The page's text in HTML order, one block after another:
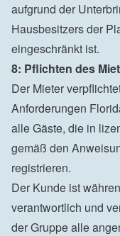
aufgrund der
Hausbesitzers der
eingeschränkt ist.
8: Pflichten des
Der Mieter
Anforderungen
alle Gäste, die in
gemäß den
registrieren.
Der Kunde ist
verantwortlich und
der Gruppe alle